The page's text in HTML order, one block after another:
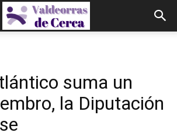
suma un
la Diputación